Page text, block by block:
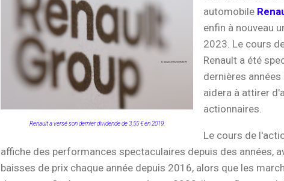
Renault a versé son dernier dividende de 3,55 € en 2019.
automobile
enfin à nouveau
2023. Le cours
Renault a été
dernières
aidera à attirer
actionnaires.
Le cours de
affiche des performances spectaculaires depuis des années,
baisses de prix chaque année depuis 2016, alors que les